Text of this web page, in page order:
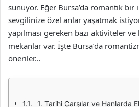
sunuyor. Eğer Bursa’da romantik bir
sevgilinize özel anlar yaşatmak
yapılması gereken bazı aktiviteler
mekanlar var. İşte Bursa’da
öneriler…
1. Tarihi Çarşılar ve Hanlarda